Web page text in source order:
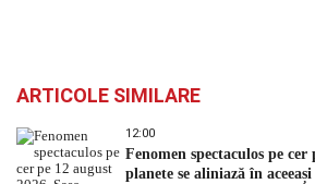
ARTICOLE SIMILARE
12:00
Fenomen spectaculos pe cer
planete se aliniază în